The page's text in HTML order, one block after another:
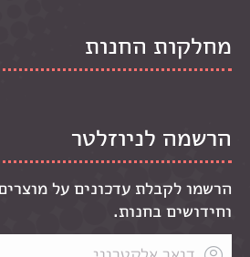
מחלקות החנות
הרשמה לניוזלטר
הרשמו לקבלת עדכונים על
וחידושים בחנות.